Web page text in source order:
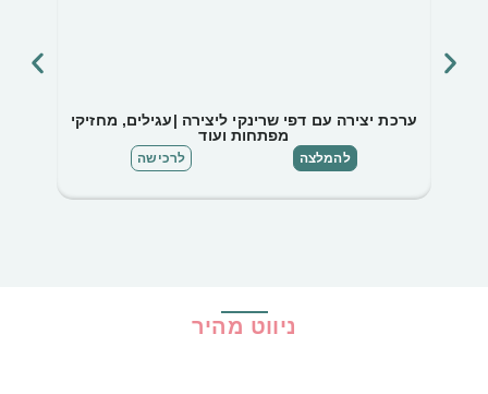
ערכת יצירה עם דפי שרינקי ליצירה |עגילים, מחזיקי
מפתחות ועוד
להמלצה לרכישה
ניווט מהיר